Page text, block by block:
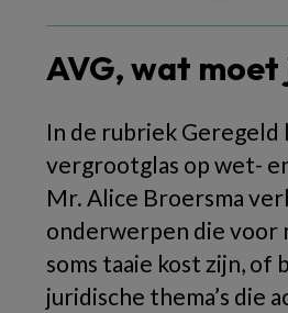
AVG, wat moet
In de rubriek Geregeld
vergrootglas op wet-
Mr. Alice Broersma
onderwerpen die voor
soms taaie kost zijn, of
juridische thema’s die